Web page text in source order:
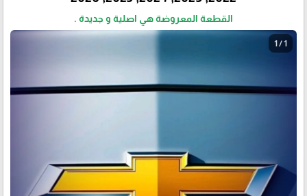
القطعة المعروضة هي اصلية و جديدة .
1 / 1